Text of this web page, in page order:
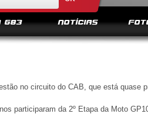
G83 NOTÍCIAS
no circuito do CAB, que está quase
participaram da 2º Etapa da Moto